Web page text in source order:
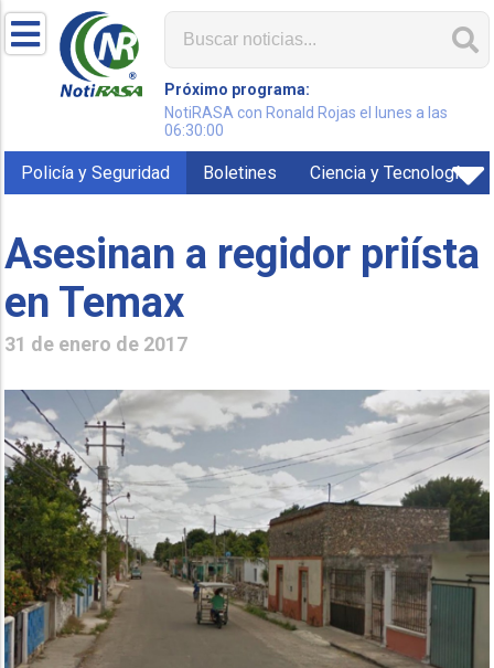
Próximo programa:
NotiRASA con Ronald Rojas el lunes a las
06:30:00
Policía y Seguridad Boletines Ciencia y Tecnología
Asesinan a regidor priísta
en Temax
31 de enero de 2017